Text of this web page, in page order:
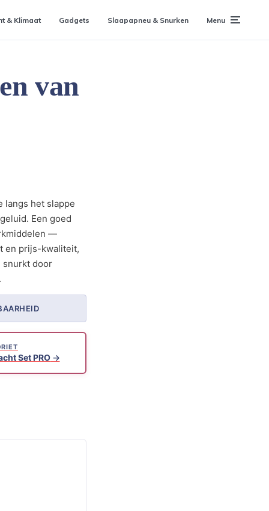
& Klimaat Gadgets Slaapapneu & Snurken Menu
van
langs het slappe
Een goed
—
en prijs-kwaliteit,
snurkt door
Set PRO